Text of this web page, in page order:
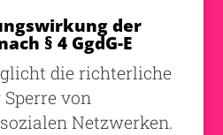
der
§ 4 GgdG-E
die richterliche
von
Netzwerken.